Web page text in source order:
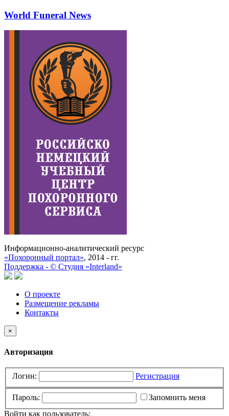
World Funeral News
Информационно-аналитический ресурс
«Похоронный портал», 2014 - гг.
Поддержка - © Cтудия «Interland»
О проекте
Размещение рекламы
Контакты
×
Авторизация
Логин: Регистрация
Пароль:
Запомнить меня
Войти как пользователь: